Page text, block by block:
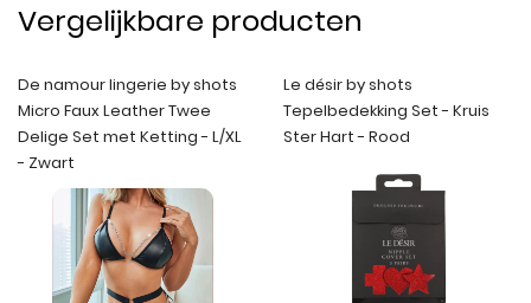
Vergelijkbare producten
De namour lingerie by shots
Micro Faux Leather Twee
Delige Set met Ketting - L/XL
- Zwart
Le désir by shots
Tepelbedekking Set - Kruis
Ster Hart - Rood